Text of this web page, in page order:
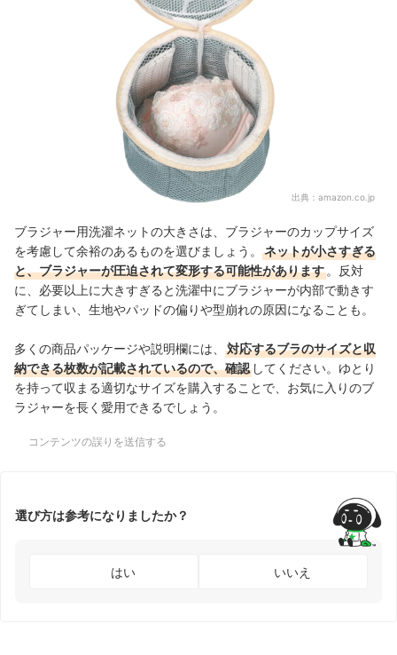
出典： amazon.co.jp
ブラジャー用洗濯ネットの大きさは、ブラジャーのカップサイズ
を考慮して余裕のあるものを選びましょう。
ネットが小さすぎる
と、ブラジャーが圧迫されて変形する可能性があります 。反対
に、必要以上に大きすぎると洗濯中にブラジャーが内部で動きす
ぎてしまい、生地やパッドの偏りや型崩れの原因になることも。
多くの商品パッケージや説明欄には、
対応するブラのサイズと収
納できる枚数が記載されているので、確認 してください。ゆとり
を持って収まる適切なサイズを購入することで、お気に入りのブ
ラジャーを長く愛用できるでしょう。
コンテンツの誤りを送信する
選び方は参考になりましたか？
はい いいえ